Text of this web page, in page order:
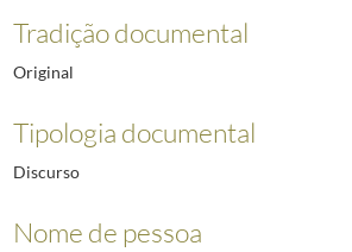
Tradição documental
Original
Tipologia documental
Discurso
Nome de pessoa